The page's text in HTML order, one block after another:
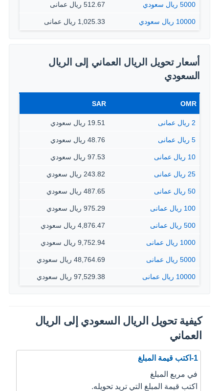
5000 ريال سعودي 512.67 ريال عمانى
10000 ريال سعودي 1,025.33 ريال عمانى
أسعار تحويل الريال العماني إلى الريال
السعودي
OMR
SAR
2 ريال عمانى 19.51 ريال سعودي
5 ريال عمانى 48.76 ريال سعودي
10 ريال عمانى 97.53 ريال سعودي
25 ريال عمانى 243.82 ريال سعودي
50 ريال عمانى 487.65 ريال سعودي
100 ريال عمانى 975.29 ريال سعودي
500 ريال عمانى 4,876.47 ريال سعودي
1000 ريال عمانى 9,752.94 ريال سعودي
5000 ريال عمانى 48,764.69 ريال سعودي
10000 ريال عمانى 97,529.38 ريال سعودي
كيفية تحويل الريال السعودي إلى الريال
العماني
1-اكتب قيمة المبلغ
في مربع المبلغ
اكتب قيمة المبلغ التي تريد تحويله.